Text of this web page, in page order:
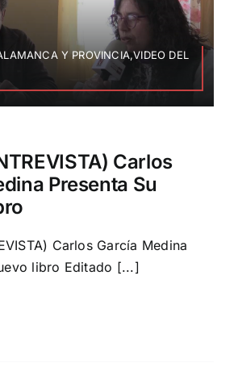
Y PROVINCIA,VIDEO DEL
Carlos
Presenta Su
Carlos García Medina
libro Editado [...]